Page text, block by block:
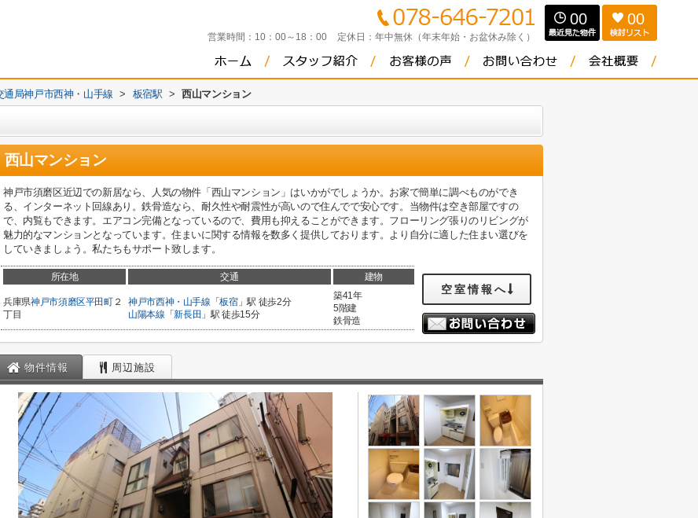
営業時間： 10：00～18：00 定休日： 年中無休（年末年始・お盆休み除く）
00 00
通局神戸市西神・山手線 > 板宿駅 > 西山マンション
西山マンション
神戸市須磨区近辺での新居なら、人気の物件「西山マンション」はいかがでしょうか。お家で簡単に調べものができ
る、インターネット回線あり。鉄骨造なら、耐久性や耐震性が高いので住んでで安心です。当物件は空き部屋ですの
で、内覧もできます。エアコン完備となっているので、費用も抑えることができます。フローリング張りのリビングが
魅力的なマンションとなっています。住まいに関する情報を数多く提供しております。より自分に適した住まい選びを
していきましょう。私たちもサポート致します。
所在地 交通 建物
兵庫県神戸市須磨区平田町２
丁目
神戸市西神・山手線 「板宿」駅 徒歩2分
山陽本線 「新長田 」駅 徒歩15分
築41年
5階建
鉄骨造
空室情報へ
物件情報 周辺施設